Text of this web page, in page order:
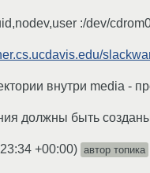
:/dev/
внутри media -
должны быть
+00:00) автор топика